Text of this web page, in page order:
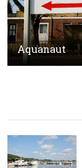
Aquanaut